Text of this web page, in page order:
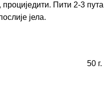
проциједити. Пити 2-3 пута
јела.
50 г.